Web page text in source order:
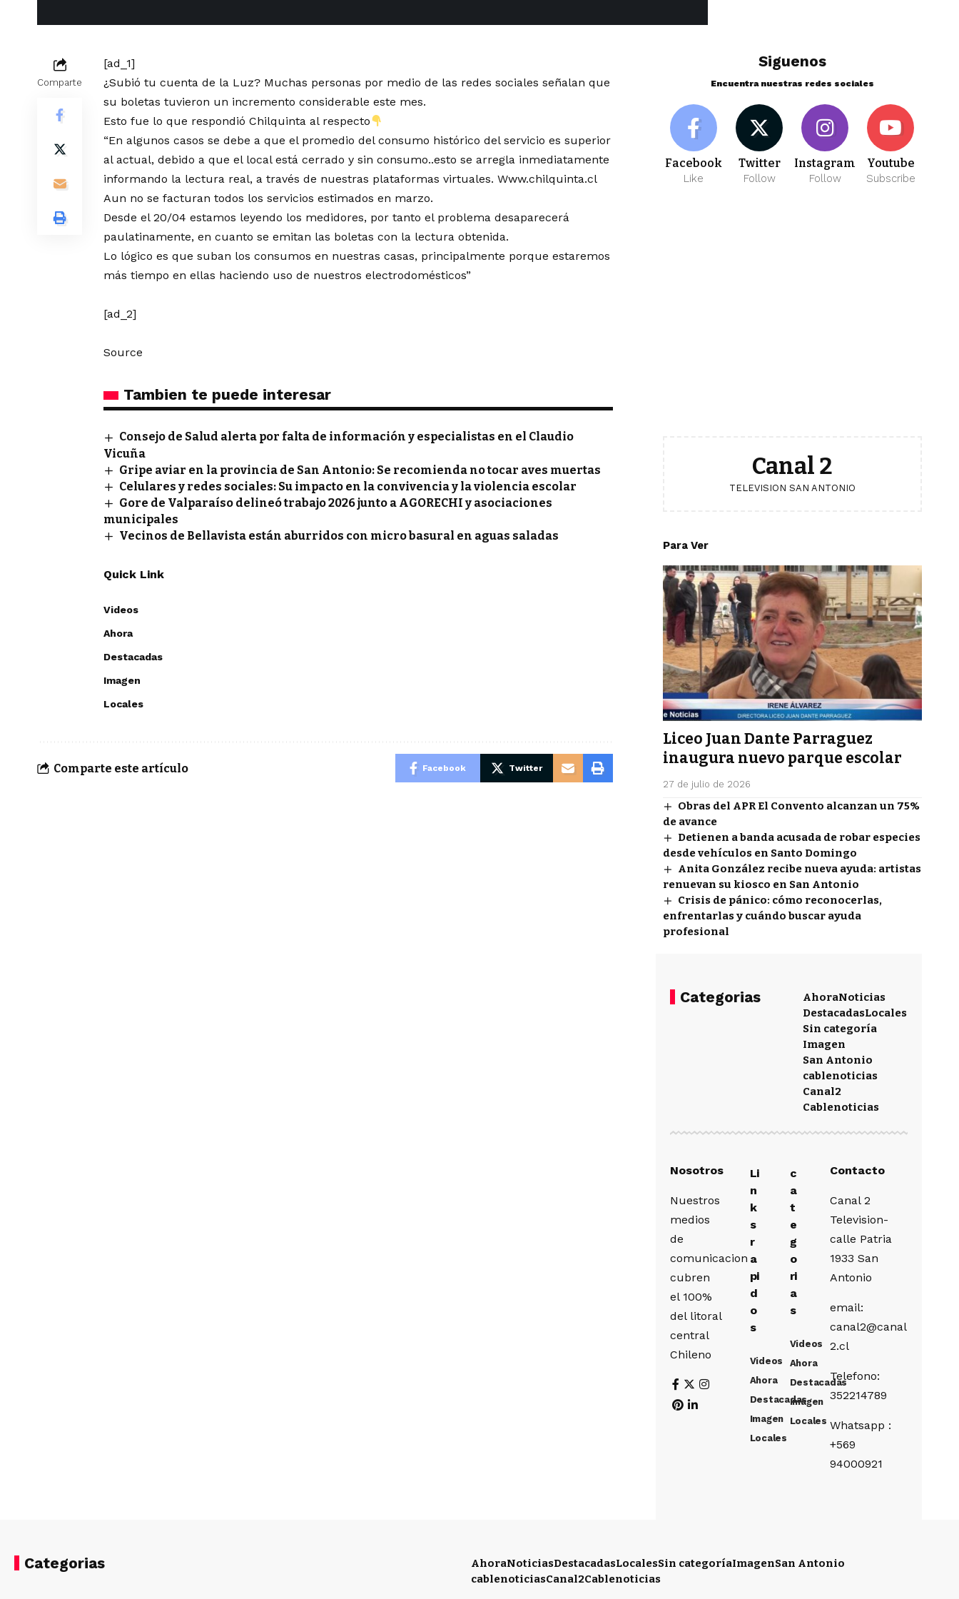
Comparte
[ad_1]
¿Subió tu cuenta de la Luz? Muchas personas por medio de las redes sociales señalan que
su boletas tuvieron un incremento considerable este mes.
Esto fue lo que respondió Chilquinta al respecto
“En algunos casos se debe a que el promedio del consumo histórico del servicio es superior
al actual, debido a que el local está cerrado y sin consumo..esto se arregla inmediatamente
informando la lectura real, a través de nuestras plataformas virtuales. Www.chilquinta.cl
Aun no se facturan todos los servicios estimados en marzo.
Desde el 20/04 estamos leyendo los medidores, por tanto el problema desaparecerá
paulatinamente, en cuanto se emitan las boletas con la lectura obtenida.
Lo lógico es que suban los consumos en nuestras casas, principalmente porque estaremos
más tiempo en ellas haciendo uso de nuestros electrodomésticos”
[ad_2]
Source
Tambien te puede interesar
Consejo de Salud alerta por falta de información y especialistas en el Claudio
Vicuña
Gripe aviar en la provincia de San Antonio: Se recomienda no tocar aves muertas
Celulares y redes sociales: Su impacto en la convivencia y la violencia escolar
Gore de Valparaíso delineó trabajo 2026 junto a AGORECHI y asociaciones
municipales
Vecinos de Bellavista están aburridos con micro basural en aguas saladas
Quick Link
Videos
Ahora
Destacadas
Imagen
Locales
Comparte este artículo Facebook Twitter
Siguenos
Encuentra nuestras redes sociales
Facebook
Like
Twitter
Follow
Instagram
Follow
Youtube
Subscribe
Canal 2
TELEVISION SAN ANTONIO
Para Ver
Liceo Juan Dante Parraguez
inaugura nuevo parque escolar
27 de julio de 2026
Obras del APR El Convento alcanzan un 75%
de avance
Detienen a banda acusada de robar especies
desde vehículos en Santo Domingo
Anita González recibe nueva ayuda: artistas
renuevan su kiosco en San Antonio
Crisis de pánico: cómo reconocerlas,
enfrentarlas y cuándo buscar ayuda
profesional
Categorias AhoraNoticias
DestacadasLocales
Sin categoría
Imagen
San Antonio
cablenoticias
Canal2
Cablenoticias
Nosotros
Nuestros
medios
de
comunicacion
cubren
el 100%
del litoral
central
Chileno
Li
n
k
s
r
a
pi
d
o
s
Videos
Ahora
Destacadas
Imagen
Locales
c
a
t
e
g
o
ri
a
s
Videos
Ahora
Destacadas
Imagen
Locales
Contacto
Canal 2
Television-
calle Patria
1933 San
Antonio
email:
canal2@canal
2.cl
Telefono:
352214789
Whatsapp :
+569
94000921
Categorias AhoraNoticiasDestacadasLocalesSin categoríaImagenSan Antonio
cablenoticiasCanal2Cablenoticias